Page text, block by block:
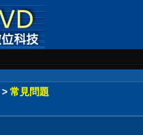
> 常見問題